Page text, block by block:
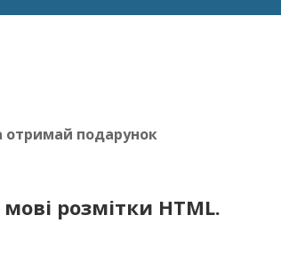
отримай подарунок
розмітки HTML.